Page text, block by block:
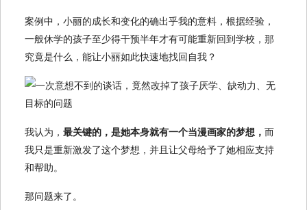
案例中，小丽的成长和变化的确出乎我的意料，根据经验，
一般休学的孩子至少得干预半年才有可能重新回到学校，那
究竟是什么，能让小丽如此快速地找回自我？
我认为， 最关键的，是她本身就有一个当漫画家的梦想， 而
我只是重新激发了这个梦想，并且让父母给予了她相应支持
和帮助。
那问题来了。